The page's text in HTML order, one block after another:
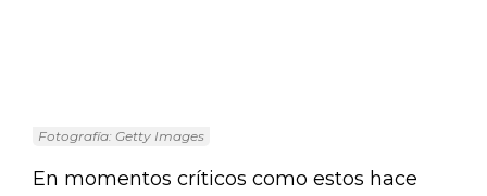
Fotografía: Getty Images
En momentos críticos como estos hace